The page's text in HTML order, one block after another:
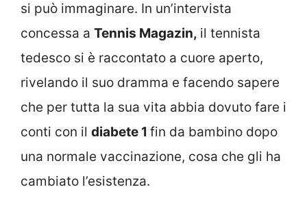
si può immaginare. In un’intervista
concessa a Tennis Magazin, il tennista
tedesco si è raccontato a cuore aperto,
rivelando il suo dramma e facendo sapere
che per tutta la sua vita abbia dovuto fare i
conti con il diabete 1 fin da bambino dopo
una normale vaccinazione, cosa che gli ha
cambiato l’esistenza.